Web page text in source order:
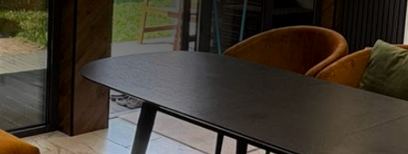
СМОТРЕТЬ ПРОЕКТЫ